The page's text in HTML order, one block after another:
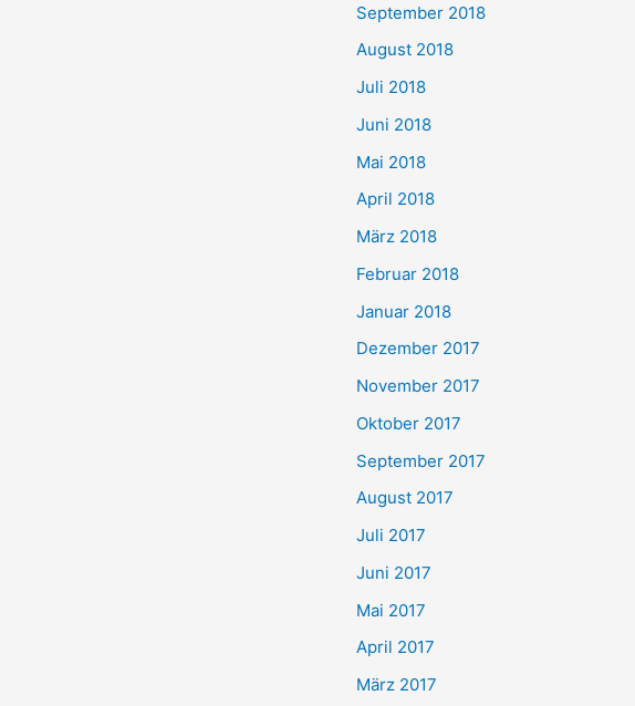
September 2018
August 2018
Juli 2018
Juni 2018
Mai 2018
April 2018
März 2018
Februar 2018
Januar 2018
Dezember 2017
November 2017
Oktober 2017
September 2017
August 2017
Juli 2017
Juni 2017
Mai 2017
April 2017
März 2017